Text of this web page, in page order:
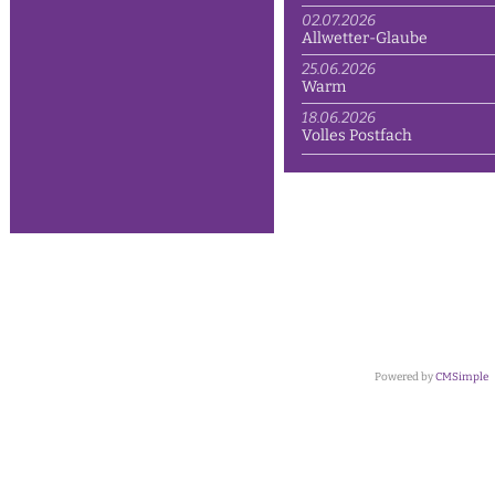
02.07.2026
Allwetter-Glaube
25.06.2026
Warm
18.06.2026
Volles Postfach
Powered byCMSimple